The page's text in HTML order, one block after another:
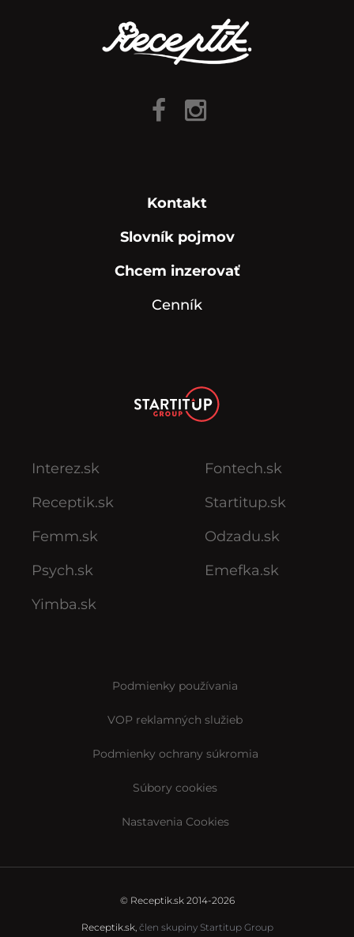
Kontakt
Slovník pojmov
Chcem inzerovať
Cenník
Interez.sk
Receptik.sk
Femm.sk
Psych.sk
Yimba.sk
Fontech.sk
Startitup.sk
Odzadu.sk
Emefka.sk
Podmienky používania
VOP reklamných služieb
Podmienky ochrany súkromia
Súbory cookies
Nastavenia Cookies
© Receptik.sk 2014-2026
Receptik.sk, člen skupiny Startitup Group